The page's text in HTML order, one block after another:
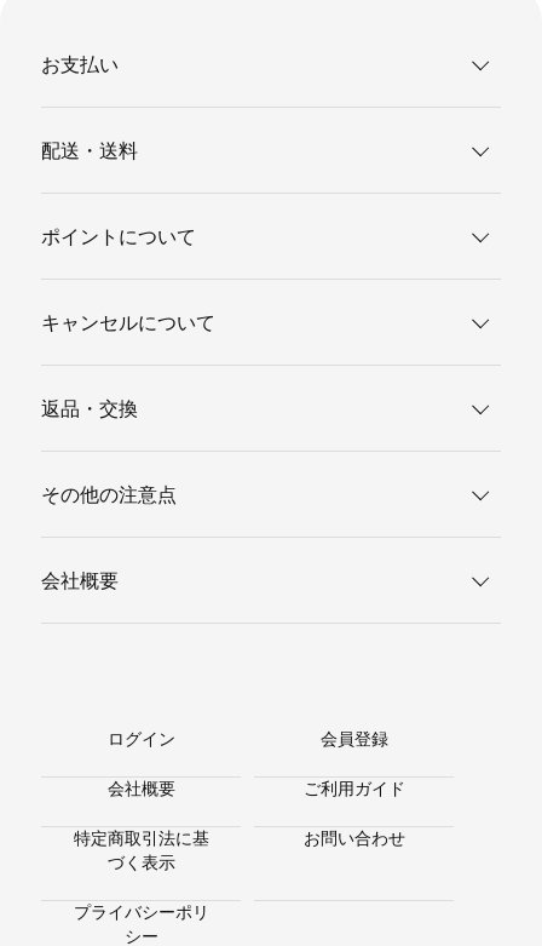
お支払い
配送・送料
ポイントについて
キャンセルについて
返品・交換
その他の注意点
会社概要
ログイン 会員登録
会社概要 ご利用ガイド
特定商取引法に基
づく表示
お問い合わせ
プライバシーポリ
シー